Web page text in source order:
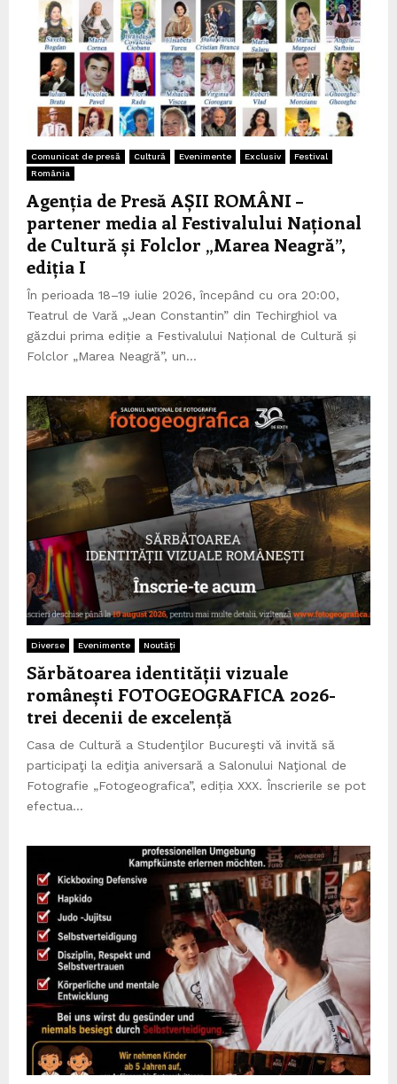
Comunicat de presă Cultură Evenimente Exclusiv
Festival
România
Agenția de Presă AȘII ROMÂNI –
partener media al Festivalului Național
de Cultură și Folclor „Marea Neagră”,
ediția I
În perioada 18–19 iulie 2026, începând cu ora 20:00,
Teatrul de Vară „Jean Constantin” din Techirghiol va
găzdui prima ediție a Festivalului Național de Cultură și
Folclor „Marea Neagră”, un...
Diverse Evenimente Noutăți
Sărbătoarea identității vizuale
românești FOTOGEOGRAFICA 2026-
trei decenii de excelență
Casa de Cultură a Studenţilor Bucureşti vă invită să
participaţi la ediţia aniversară a Salonului Naţional de
Fotografie „Fotogeografica”, ediția XXX. Înscrierile se pot
efectua...